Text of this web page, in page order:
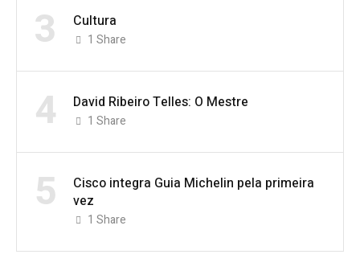
3 Cultura
1 Share
4 David Ribeiro Telles: O Mestre
1 Share
5
Cisco integra Guia Michelin pela primeira
vez
1 Share